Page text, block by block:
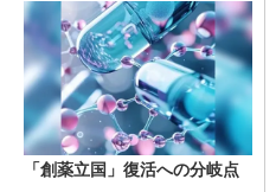
「創薬立国」復活への分岐点